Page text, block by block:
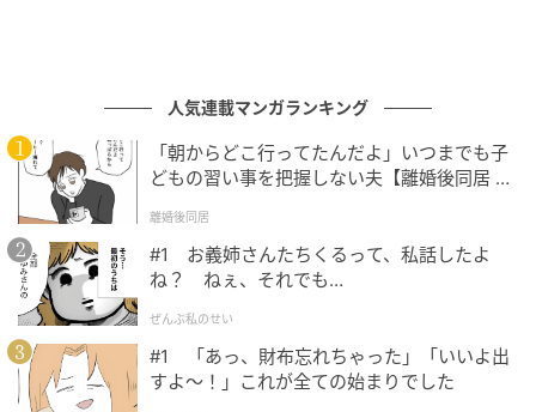
願いが込められているようです。
4位 琴葉（主なよみ：ことは）
4位に入ったのは「琴葉」。年間ランキングでは2024
年12位から、2025年5位へと順位を上げており、人気
の高まりがうかがえます。2月の月間名前ランキングで
は8位でした。女の子の名付けで人気の「葉止めネー
ム」です。
人気連載マンガランキング
「朝からどこ行ってたんだよ」いつまでも子
どもの習い事を把握しない夫【離婚後同居 Vo
離婚後同居
#1 お義姉さんたちくるって、私話したよ
ね？ ねぇ、それでも…
ぜんぶ私のせい
#1 「あっ、財布忘れちゃった」「いいよ出
すよ〜！」これが全ての始まりでした